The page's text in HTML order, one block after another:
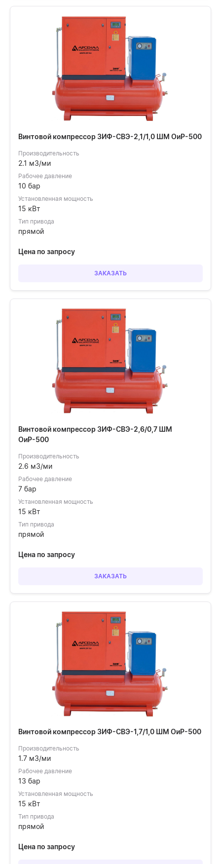
Винтовой компрессор ЗИФ-СВЭ-2,1/1,0 ШМ ОиР-500
Производительность
2.1 м3/ми
Рабочее давление
10 бар
Установленная мощность
15 кВт
Тип привода
прямой
Цена по запросу
ЗАКАЗАТЬ
Винтовой компрессор ЗИФ-СВЭ-2,6/0,7 ШМ
ОиР-500
Производительность
2.6 м3/ми
Рабочее давление
7 бар
Установленная мощность
15 кВт
Тип привода
прямой
Цена по запросу
ЗАКАЗАТЬ
Винтовой компрессор ЗИФ-СВЭ-1,7/1,0 ШМ ОиР-500
Производительность
1.7 м3/ми
Рабочее давление
13 бар
Установленная мощность
15 кВт
Тип привода
прямой
Цена по запросу